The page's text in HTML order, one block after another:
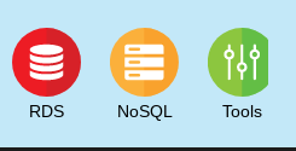
RDS NoSQL Tools